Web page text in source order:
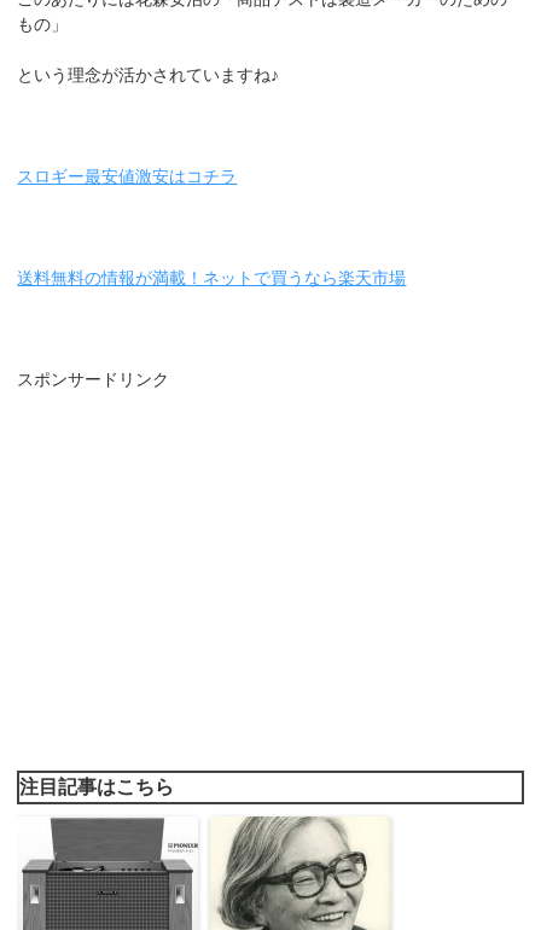
もの」
という理念が活かされていますね♪
スロギー最安値激安はコチラ
送料無料の情報が満載！ネットで買うなら楽天市場
スポンサードリンク
注目記事はこちら